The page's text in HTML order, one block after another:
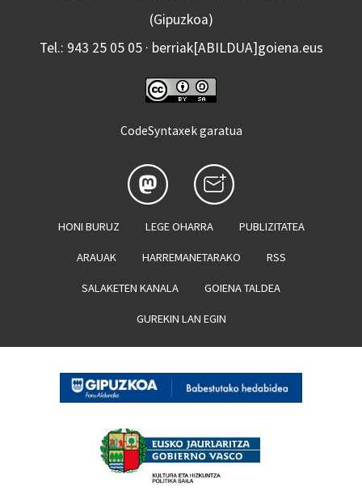
(Gipuzkoa)
Tel.: 943 25 05 05 · berriak[ABILDUA]goiena.eus
CodeSyntaxek garatua
HONI BURUZ LEGE OHARRA PUBLIZITATEA
ARAUAK HARREMANETARAKO RSS
SALAKETEN KANALA GOIENA TALDEA
GUREKIN LAN EGIN